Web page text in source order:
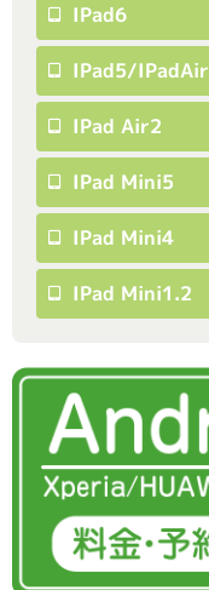
IPad6
IPad5/iPadAir
IPad Air2
IPad Mini5
IPad Mini4
IPad Mini1.2